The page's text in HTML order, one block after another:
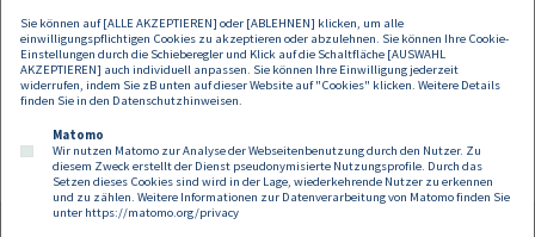
Offen bleibt, in welchem Ausmaß Kollektivverträge künftig tatsächlich
auf freie Dienstnehmer Anwendung finden werden – die praktische
Umsetzung der Reform wird daher mit großem Interesse zu
beobachten sein.
Sie können auf [ALLE AKZEPTIEREN] oder [ABLEHNEN] klicken, um alle
einwilligungspflichtigen Cookies zu akzeptieren oder abzulehnen. Sie können Ihre Cookie-
Einstellungen durch die Schieberegler und Klick auf die Schaltfläche [AUSWAHL
AKZEPTIEREN] auch individuell anpassen. Sie können Ihre Einwilligung jederzeit
widerrufen, indem Sie zB unten auf dieser Website auf "Cookies" klicken. Weitere Details
finden Sie in den Datenschutzhinweisen.
Matomo
Wir nutzen Matomo zur Analyse der Webseitenbenutzung durch den Nutzer. Zu
diesem Zweck erstellt der Dienst pseudonymisierte Nutzungsprofile. Durch das
Setzen dieses Cookies sind wird in der Lage, wiederkehrende Nutzer zu erkennen
und zu zählen. Weitere Informationen zur Datenverarbeitung von Matomo finden Sie
unter https://matomo.org/privacy